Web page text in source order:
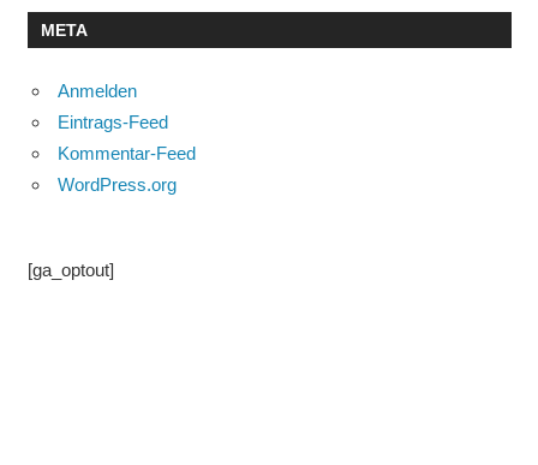
META
Anmelden
Eintrags-Feed
Kommentar-Feed
WordPress.org
[ga_optout]